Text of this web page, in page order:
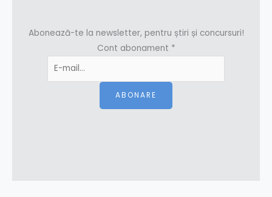
Abonează-te la newsletter, pentru știri și concursuri!
Cont abonament *
ABONARE